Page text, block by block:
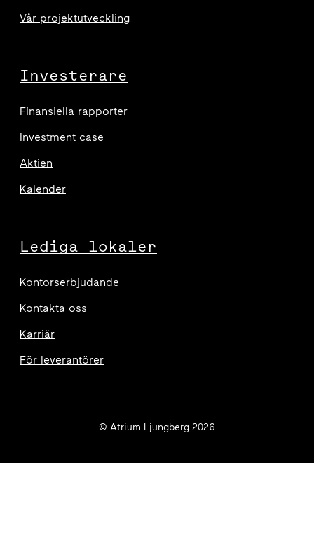
Vår projektutveckling
Investerare
Finansiella rapporter
Investment case
Aktien
Kalender
Lediga lokaler
Kontorserbjudande
Kontakta oss
Karriär
För leverantörer
© Atrium Ljungberg 2026